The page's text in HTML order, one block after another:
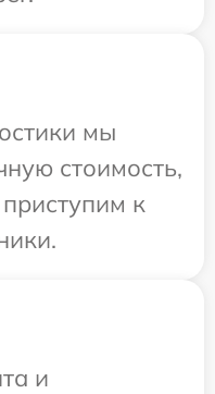
мы
стоимость,
к
и